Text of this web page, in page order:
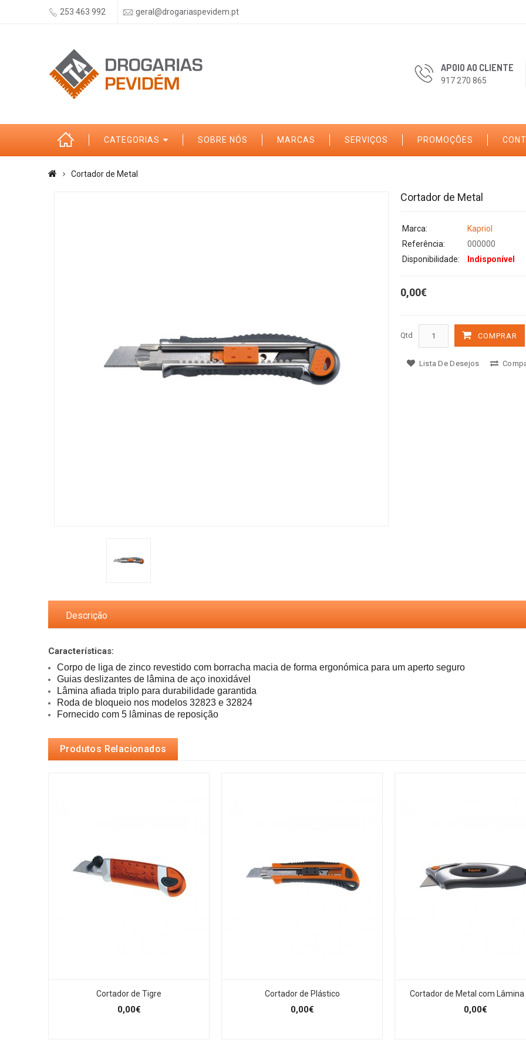
253 463 992 geral@drogariaspevidem.pt
APOIO AO CLIENTE
917 270 865
CATEGORIAS SOBRE NÓS MARCAS SERVIÇOS PROMOÇÕES
Cortador de Metal
Cortador de Metal
Marca:
Kapriol
Referência:
000000
Disponibilidade:
Indisponível
0,00€
Qtd COMPRAR
Lista De Desejos
Descrição
Características:
Fornecido com 5 lâminas de reposição
Produtos Relacionados
Cortador de Tigre
0,00€
Cortador de Plástico
0,00€
Cortador de Metal com Lâmina
0,00€